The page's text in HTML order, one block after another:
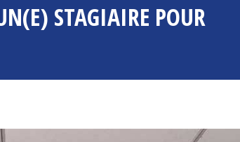
STAGIAIRE POUR